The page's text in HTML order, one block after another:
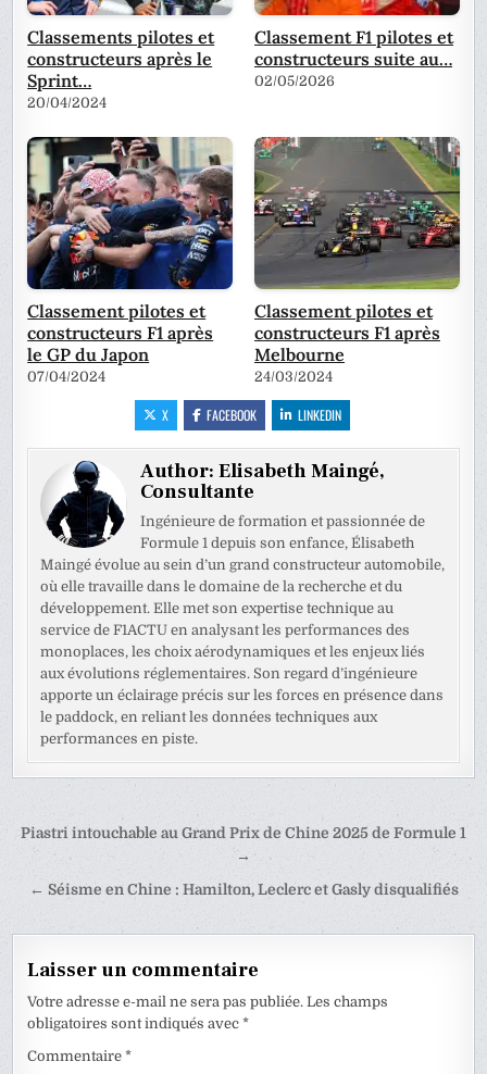
Classements pilotes et
constructeurs après le
Sprint…
20/04/2024
Classement F1 pilotes et
constructeurs suite au…
02/05/2026
Classement pilotes et
constructeurs F1 après
le GP du Japon
07/04/2024
Classement pilotes et
constructeurs F1 après
Melbourne
24/03/2024
X FACEBOOK LINKEDIN
Author:Elisabeth Maingé,
Consultante
Ingénieure de formation et passionnée de
Formule 1 depuis son enfance, Élisabeth
Maingé évolue au sein d’un grand constructeur automobile,
où elle travaille dans le domaine de la recherche et du
développement. Elle met son expertise technique au
service de F1ACTU en analysant les performances des
monoplaces, les choix aérodynamiques et les enjeux liés
aux évolutions réglementaires. Son regard d’ingénieure
apporte un éclairage précis sur les forces en présence dans
le paddock, en reliant les données techniques aux
performances en piste.
Navigation
l’article
Piastri intouchable au Grand Prix de Chine 2025 de Formule 1
→
← Séisme en Chine : Hamilton, Leclerc et Gasly disqualifiés
Laisser un commentaire
Votre adresse e-mail ne sera pas publiée. Les champs
obligatoires sont indiqués avec*
Commentaire*